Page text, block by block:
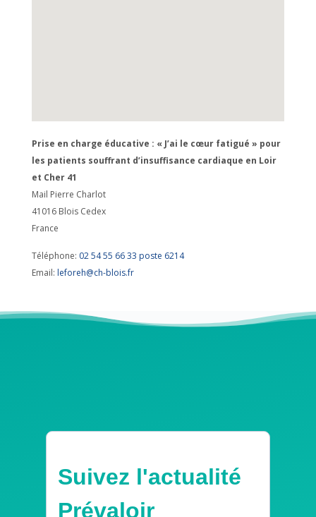
Prise en charge éducative : « J’ai le cœur fatigué » pour
les patients souffrant d’insuffisance cardiaque en Loir
et Cher 41
Mail Pierre Charlot
41016 Blois Cedex
France
Téléphone: 02 54 55 66 33 poste 6214
Email: leforeh@ch-blois.fr